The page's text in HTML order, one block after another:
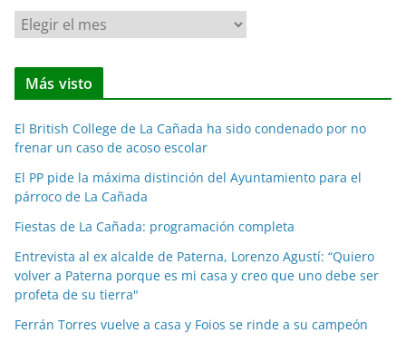
N
o
t
i
a
s
p
o
m
e
Más visto
El British College de La Cañada ha sido condenado por no
frenar un caso de acoso escolar
El PP pide la máxima distinción del Ayuntamiento para el
párroco de La Cañada
Fiestas de La Cañada: programación completa
Entrevista al ex alcalde de Paterna, Lorenzo Agustí: “Quiero
volver a Paterna porque es mi casa y creo que uno debe ser
profeta de su tierra"
Ferrán Torres vuelve a casa y Foios se rinde a su campeón